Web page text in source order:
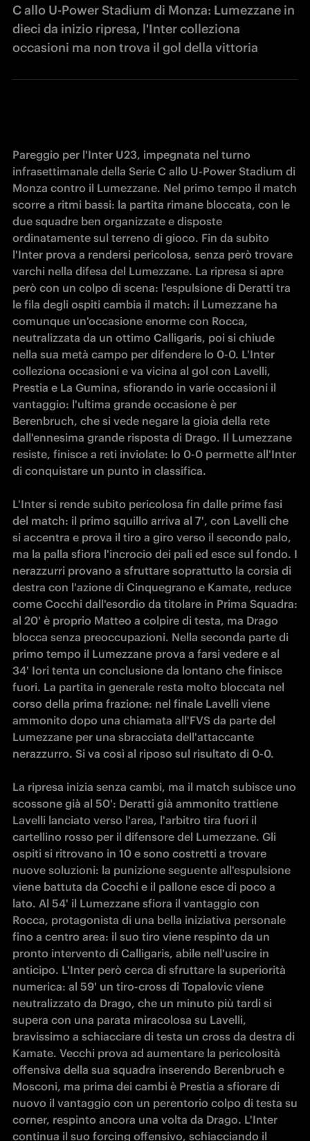
C allo U-Power Stadium di Monza: Lumezzane in
dieci da inizio ripresa, l'Inter colleziona
occasioni ma non trova il gol della vittoria
Pareggio per l'Inter U23, impegnata nel turno
infrasettimanale della Serie C allo U-Power Stadium di
Monza contro il Lumezzane. Nel primo tempo il match
scorre a ritmi bassi: la partita rimane bloccata, con le
due squadre ben organizzate e disposte
ordinatamente sul terreno di gioco. Fin da subito
l'Inter prova a rendersi pericolosa, senza però trovare
varchi nella difesa del Lumezzane. La ripresa si apre
però con un colpo di scena: l'espulsione di Deratti tra
le fila degli ospiti cambia il match: il Lumezzane ha
comunque un'occasione enorme con Rocca,
neutralizzata da un ottimo Calligaris, poi si chiude
nella sua metà campo per difendere lo 0-0. L'Inter
colleziona occasioni e va vicina al gol con Lavelli,
Prestia e La Gumina, sfiorando in varie occasioni il
vantaggio: l'ultima grande occasione è per
Berenbruch, che si vede negare la gioia della rete
dall'ennesima grande risposta di Drago. Il Lumezzane
resiste, finisce a reti inviolate: lo 0-0 permette all'Inter
di conquistare un punto in classifica.
L'Inter si rende subito pericolosa fin dalle prime fasi
del match: il primo squillo arriva al 7', con Lavelli che
si accentra e prova il tiro a giro verso il secondo palo,
ma la palla sfiora l'incrocio dei pali ed esce sul fondo. I
nerazzurri provano a sfruttare soprattutto la corsia di
destra con l'azione di Cinquegrano e Kamate, reduce
come Cocchi dall'esordio da titolare in Prima Squadra:
al 20' è proprio Matteo a colpire di testa, ma Drago
blocca senza preoccupazioni. Nella seconda parte di
primo tempo il Lumezzane prova a farsi vedere e al
34' Iori tenta un conclusione da lontano che finisce
fuori. La partita in generale resta molto bloccata nel
corso della prima frazione: nel finale Lavelli viene
ammonito dopo una chiamata all'FVS da parte del
Lumezzane per una sbracciata dell'attaccante
nerazzurro. Si va così al riposo sul risultato di 0-0.
La ripresa inizia senza cambi, ma il match subisce uno
scossone già al 50': Deratti già ammonito trattiene
Lavelli lanciato verso l'area, l'arbitro tira fuori il
cartellino rosso per il difensore del Lumezzane. Gli
ospiti si ritrovano in 10 e sono costretti a trovare
nuove soluzioni: la punizione seguente all'espulsione
viene battuta da Cocchi e il pallone esce di poco a
lato. Al 54' il Lumezzane sfiora il vantaggio con
Rocca, protagonista di una bella iniziativa personale
fino a centro area: il suo tiro viene respinto da un
pronto intervento di Calligaris, abile nell'uscire in
anticipo. L'Inter però cerca di sfruttare la superiorità
numerica: al 59' un tiro-cross di Topalovic viene
neutralizzato da Drago, che un minuto più tardi si
supera con una parata miracolosa su Lavelli,
bravissimo a schiacciare di testa un cross da destra di
Kamate. Vecchi prova ad aumentare la pericolosità
offensiva della sua squadra inserendo Berenbruch e
Mosconi, ma prima dei cambi è Prestia a sfiorare di
nuovo il vantaggio con un perentorio colpo di testa su
corner, respinto ancora una volta da Drago. L'Inter
continua il suo forcing offensivo, schiacciando il